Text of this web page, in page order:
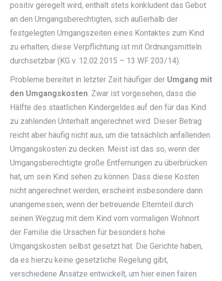
positiv geregelt wird, enthält stets konkludent das Gebot
an den Umgangsberechtigten, sich außerhalb der
festgelegten Umgangszeiten eines Kontaktes zum Kind
zu erhalten; diese Verpflichtung ist mit Ordnungsmitteln
durchsetzbar (KG v. 12.02.2015 – 13 WF 203/14).
Probleme bereitet in letzter Zeit häufiger der Umgang mit
den Umgangskosten. Zwar ist vorgesehen, dass die
Hälfte des staatlichen Kindergeldes auf den für das Kind
zu zahlenden Unterhalt angerechnet wird. Dieser Betrag
reicht aber häufig nicht aus, um die tatsächlich anfallenden
Umgangskosten zu decken. Meist ist das so, wenn der
Umgangsberechtigte große Entfernungen zu überbrücken
hat, um sein Kind sehen zu können. Dass diese Kosten
nicht angerechnet werden, erscheint insbesondere dann
unangemessen, wenn der betreuende Elternteil durch
seinen Wegzug mit dem Kind vom vormaligen Wohnort
der Familie die Ursachen für besonders hohe
Umgangskosten selbst gesetzt hat. Die Gerichte haben,
da es hierzu keine gesetzliche Regelung gibt,
verschiedene Ansätze entwickelt, um hier einen fairen